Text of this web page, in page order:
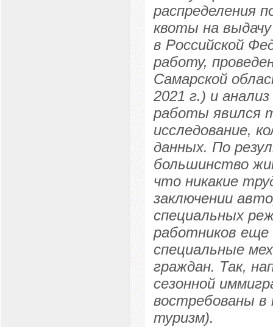
распределения
квоты на
в Российской
работу,
Самарской
2021 г.) и
работы явился
исследование,
данных. По
большинство
что никакие
заключении
специальных
работников
специальные
граждан. Так,
сезонной
востребованы в
туризм).